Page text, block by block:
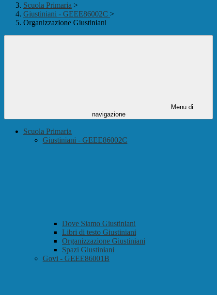
Scuola Primaria >
Giustiniani - GEEE86002C >
Organizzazione Giustiniani
Menu di
navigazione
Scuola Primaria
Giustiniani - GEEE86002C
Dove Siamo Giustiniani
Libri di testo Giustiniani
Organizzazione Giustiniani
Spazi Giustiniani
Govi - GEEE86001B